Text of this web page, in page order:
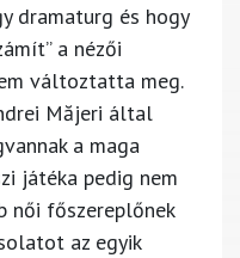
dramaturg és hogy
a nézői
változtatta meg.
Măjeri által
a maga
játéka pedig nem
női főszereplőnek
az egyik